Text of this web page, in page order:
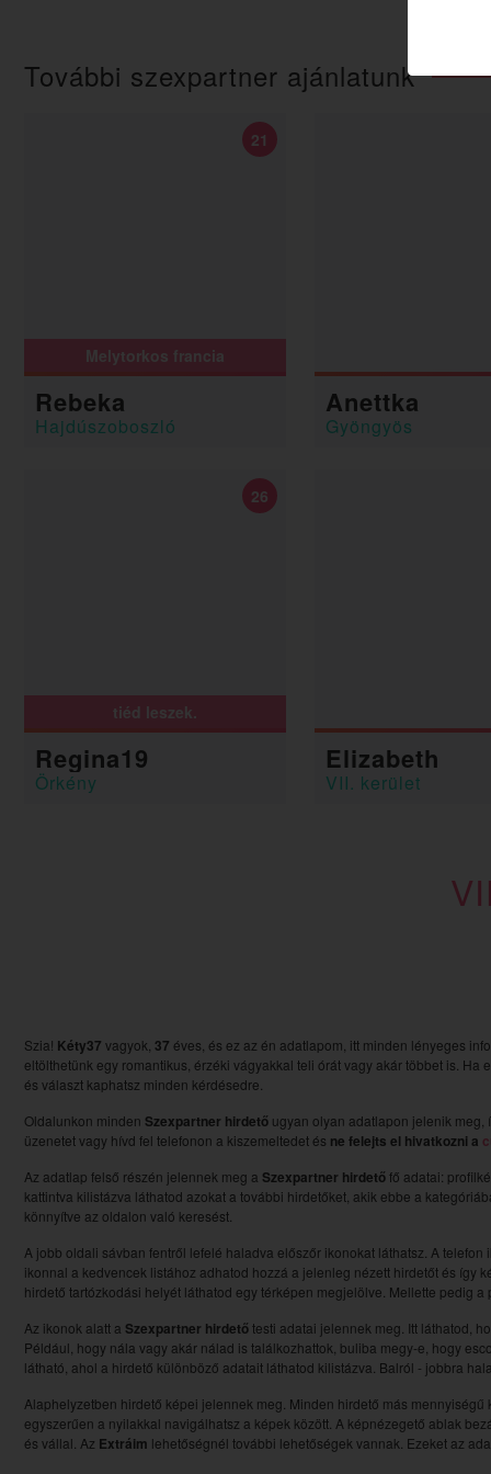
További szexpartner ajánlatunk
Melytorkos francia
Rebeka
Hajdúszoboszló
21
Anettka
Gyöngyös
tiéd leszek.
Regina19
Örkény
26
Elizabeth
VII. kerület
Szia! Kéty37 vagyok, 37 éves, és ez az én adatlapom, itt minden lényeges
eltölthetünk egy romantikus, érzéki vágyakkal teli órát vagy akár többet is. Ha
és választ kaphatsz minden kérdésedre.
Oldalunkon minden Szexpartner hirdető ugyan olyan adatlapon jelenik
üzenetet vagy hívd fel telefonon a kiszemeltedet és ne felejts el hivatkozni a
Az adatlap felső részén jelennek meg a Szexpartner hirdetőfő adatai:
kattintva kilistázva láthatod azokat a további hirdetőket, akik ebbe a
könnyítve az oldalon való keresést.
A jobb oldali sávban fentről lefelé haladva előszőr ikonokat láthatsz. A
ikonnal a kedvencek listához adhatod hozzá a jelenleg nézett hirdetőt és így
hirdető tartózkodási helyét láthatod egy térképen megjelölve. Mellette pedig
Az ikonok alatt a Szexpartner hirdetőtesti adatai jelennek meg. Itt láthatod,
Például, hogy nála vagy akár nálad is találkozhattok, buliba megy-e, hogy
látható, ahol a hirdető különböző adatait láthatod kilistázva. Balról - jobbra
Alaphelyzetben hirdető képei jelennek meg. Minden hirdető más
egyszerűen a nyilakkal navigálhatsz a képek között. A képnézegető ablak
és vállal. Az Extráim lehetőségnél további lehetőségek vannak. Ezeket az